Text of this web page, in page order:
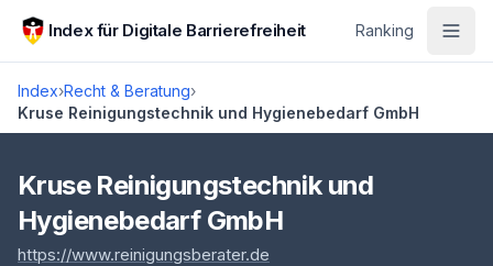
Zum Hauptinhalt springen
Index für Digitale Barrierefreiheit Ranking
Index›Recht & Beratung›
Kruse Reinigungstechnik und Hygienebedarf GmbH
Score lädt
Kruse Reinigungstechnik und
Hygienebedarf GmbH
https://www.reinigungsberater.de